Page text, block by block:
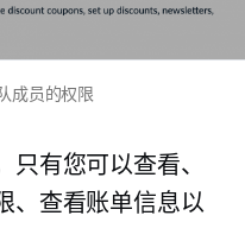
成员的权限
有您可以查看、
、查看账单信息以